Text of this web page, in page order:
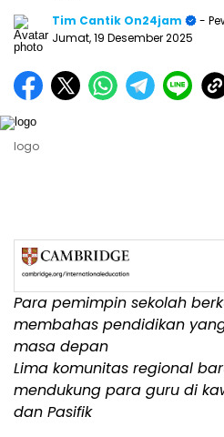
Tim Cantik On24jam
-
Jumat, 19 Desember 2025
logo
Para pemimpin sekolah
membahas pendidikan
masa depan
Lima komunitas regional
mendukung para guru di
dan Pasifik